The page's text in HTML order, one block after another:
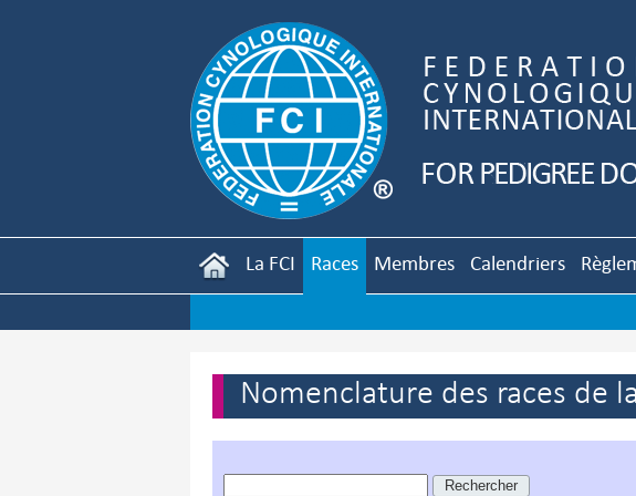
La FCI Races Membres Calendriers
Nomenclature des races de